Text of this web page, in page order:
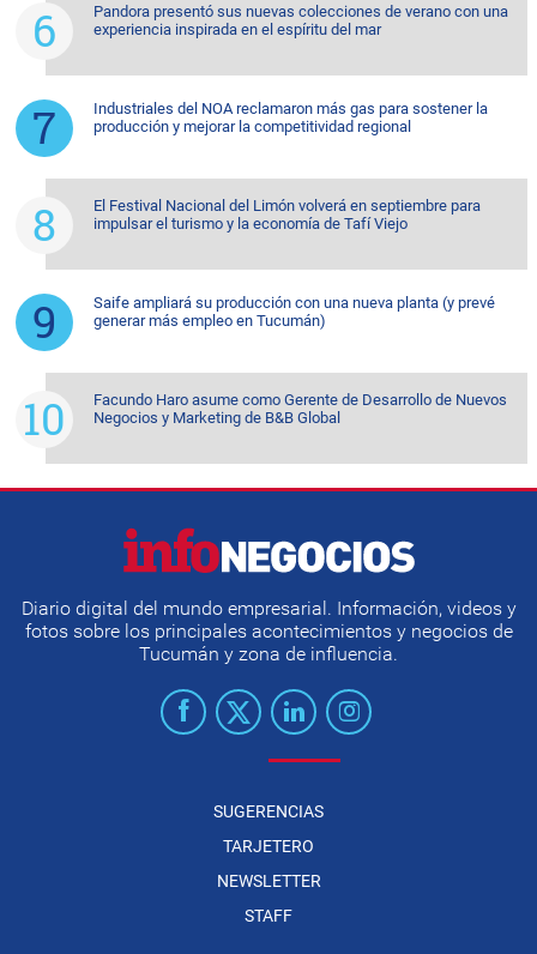
Pandora presentó sus nuevas colecciones de verano con una
experiencia inspirada en el espíritu del mar
Industriales del NOA reclamaron más gas para sostener la
producción y mejorar la competitividad regional
El Festival Nacional del Limón volverá en septiembre para
impulsar el turismo y la economía de Tafí Viejo
Saife ampliará su producción con una nueva planta (y prevé
generar más empleo en Tucumán)
Facundo Haro asume como Gerente de Desarrollo de Nuevos
Negocios y Marketing de B&B Global
Diario digital del mundo empresarial. Información, videos y
fotos sobre los principales acontecimientos y negocios de
Tucumán y zona de influencia.
SUGERENCIAS
TARJETERO
NEWSLETTER
STAFF